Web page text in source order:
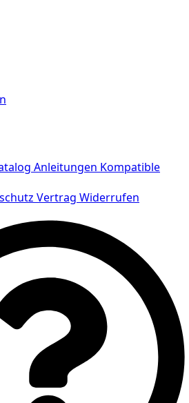
Anleitungen Kompatible
Vertrag Widerrufen